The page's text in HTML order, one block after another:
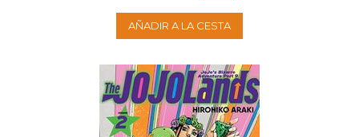
AÑADIR A LA CESTA